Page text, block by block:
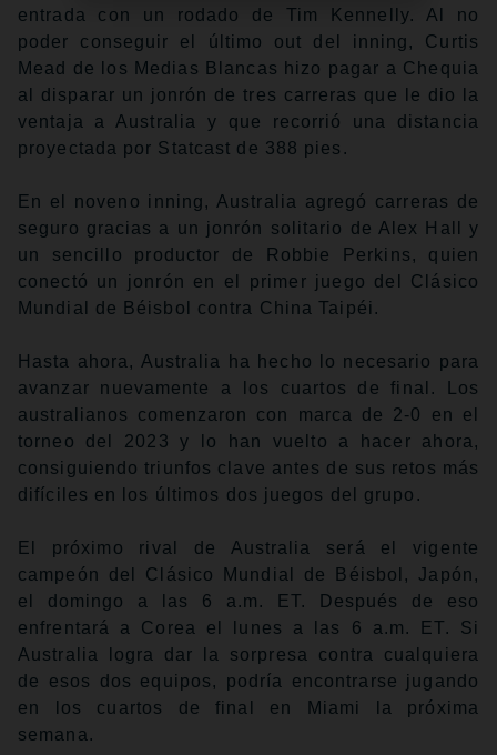
entrada con un rodado de Tim Kennelly. Al no
poder conseguir el último out del inning, Curtis
Mead de los Medias Blancas hizo pagar a Chequia
al disparar un jonrón de tres carreras que le dio la
ventaja a Australia y que recorrió una distancia
proyectada por Statcast de 388 pies.
En el noveno inning, Australia agregó carreras de
seguro gracias a un jonrón solitario de Alex Hall y
un sencillo productor de Robbie Perkins, quien
conectó un jonrón en el primer juego del Clásico
Mundial de Béisbol contra China Taipéi.
Hasta ahora, Australia ha hecho lo necesario para
avanzar nuevamente a los cuartos de final. Los
australianos comenzaron con marca de 2-0 en el
torneo del 2023 y lo han vuelto a hacer ahora,
consiguiendo triunfos clave antes de sus retos más
difíciles en los últimos dos juegos del grupo.
El próximo rival de Australia será el vigente
campeón del Clásico Mundial de Béisbol, Japón,
el domingo a las 6 a.m. ET. Después de eso
enfrentará a Corea el lunes a las 6 a.m. ET. Si
Australia logra dar la sorpresa contra cualquiera
de esos dos equipos, podría encontrarse jugando
en los cuartos de final en Miami la próxima
semana.